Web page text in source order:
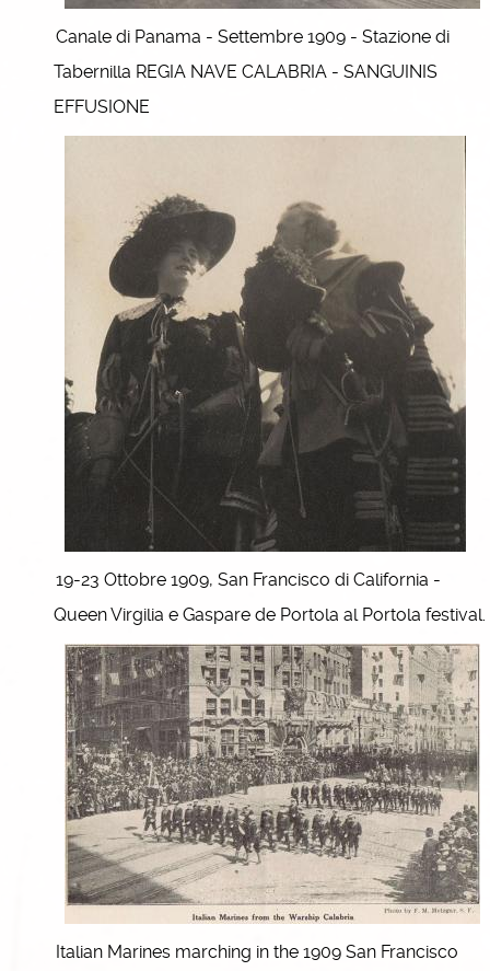
Canale di Panama - Settembre 1909 - Stazione di
Tabernilla REGIA NAVE CALABRIA - SANGUINIS
EFFUSIONE
19-23 Ottobre 1909, San Francisco di California -
Queen Virgilia e Gaspare de Portola al Portola festival.
Italian Marines marching in the 1909 San Francisco